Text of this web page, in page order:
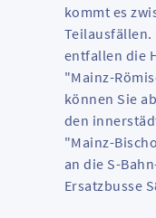
kommt es
Teilausfällen.
entfallen die
"Mainz-
können Sie
den
"Mainz-
an die S-
Ersatzbusse